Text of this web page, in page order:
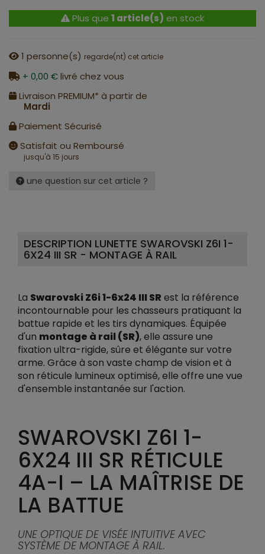
Plus que 1 article(s) en stock
1 personne(s) regarde(nt) cet article
+ 0,00 €livré chez vous
Livraison PREMIUM* à partir de
Mardi
Paiement Sécurisé
Satisfait ou Remboursé
jusqu'à 15 jours
une question sur cet article ?
DESCRIPTION LUNETTE SWAROVSKI Z6I 1-
6X24 III SR - MONTAGE À RAIL
La Swarovski Z6i 1-6x24 III SR est la référence
incontournable pour les chasseurs pratiquant la
battue rapide et les tirs dynamiques. Équipée
d'un montage à rail (SR), elle assure une
fixation ultra-rigide, sûre et élégante sur votre
arme. Grâce à son vaste champ de vision et à
son réticule lumineux optimisé, elle offre une vue
d'ensemble instantanée sur l'action.
SWAROVSKI Z6I 1-
6X24 III SR RÉTICULE
4A-I – LA MAÎTRISE DE
LA BATTUE
UNE OPTIQUE DE VISÉE INTUITIVE AVEC
SYSTÈME DE MONTAGE À RAIL.